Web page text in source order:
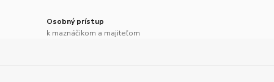
Osobný prístup
k maznáčikom a majiteľom